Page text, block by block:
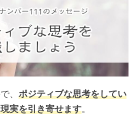
、 ポジティブな思考をしてい
実を引き寄せます。